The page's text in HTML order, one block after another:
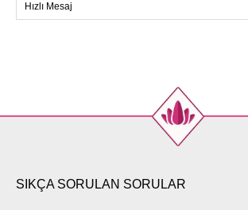
ELBİSE BEDEN ÖLÇÜLERİ
112
46
116 98
119
Hızlı Mesaj
SIKÇA SORULAN SORULAR